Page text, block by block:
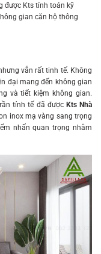
được Kts tính toán kỹ
gian căn hộ thông
vẫn rất tinh tế. Không
đại mang đến không gian
và tiết kiệm không gian.
tính tế đã đượcKts Nhà
inox mạ vàng sang trọng
nhấn quan trọng nhằm